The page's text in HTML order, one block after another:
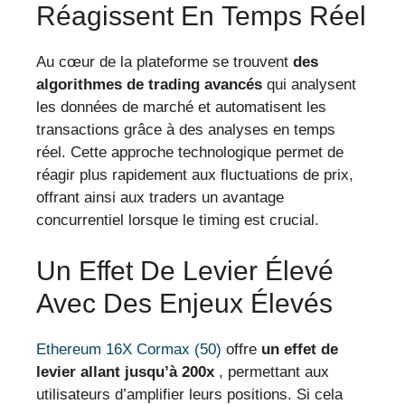
Réagissent En Temps Réel
Au cœur de la plateforme se trouvent des
algorithmes de trading avancés qui analysent
les données de marché et automatisent les
transactions grâce à des analyses en temps
réel. Cette approche technologique permet de
réagir plus rapidement aux fluctuations de prix,
offrant ainsi aux traders un avantage
concurrentiel lorsque le timing est crucial.
Un Effet De Levier Élevé
Avec Des Enjeux Élevés
Ethereum 16X Cormax (50) offre un effet de
levier allant jusqu’à 200x , permettant aux
utilisateurs d’amplifier leurs positions. Si cela